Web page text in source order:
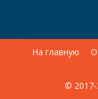
На главную О
© 2017-